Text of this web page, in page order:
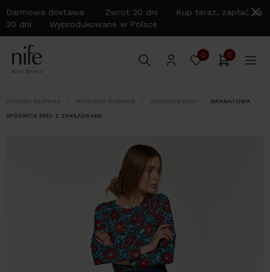
Darmowa dostawa Zwrot 30 dni Kup teraz, zapłać za
30 dni Wyprodukowane w Polsce
0 0
STRONA GŁÓWNA SPÓDNICE DAMSKIE SPÓDNICE MIDI GRANATOWA
SPÓDNICA MIDI Z ZAKŁADKAMI